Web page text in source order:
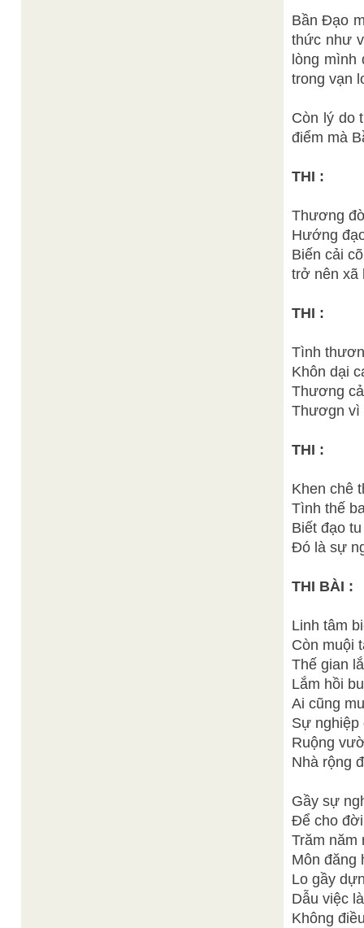
Bần Đạo
thức như
lòng
trong vạn
Còn lý do
điểm mà
THI :
Thương
Hướng
Biến cải
trở nên xã
THI :
Tình
Khôn dại
Thương
Thươgn vì
THI :
Khen chê
Tình thế
Biết đạo
Đó là sự
THI BÀI :
Linh tâm
Còn muội
Thế gian
Lắm hồi
Ai cũng
Sự
Ruộng
Nhà rộng
Gầy sự
Để cho
Trăm năm
Môn đăng
Lo gầy
Dẫu việc
Không